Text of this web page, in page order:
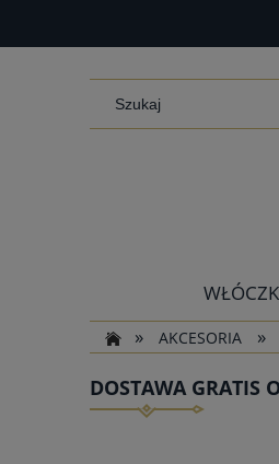
»
AKCESORIA »
DOSTAWA GRATIS